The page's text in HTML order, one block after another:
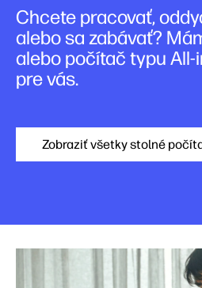
Chcete pracovať,
alebo sa zabávať?
alebo počítač typu All-
pre vás.
Zobraziť všetky stolné